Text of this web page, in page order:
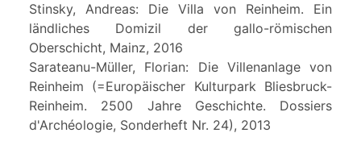
Stinsky, Andreas: Die Villa von Reinheim. Ein
ländliches Domizil der gallo-römischen
Oberschicht, Mainz, 2016
Sarateanu-Müller, Florian: Die Villenanlage von
Reinheim (=Europäischer Kulturpark Bliesbruck-
Reinheim. 2500 Jahre Geschichte. Dossiers
d'Archéologie, Sonderheft Nr. 24), 2013